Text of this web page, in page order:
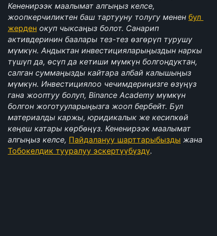
Кененирээк маалымат алгыңыз келсе,
жоопкерчиликтен баш тартууну толугу менен бул
жерден окуп чыксаңыз болот. Санарип
активдеринин баалары тез-тез өзгөрүп турушу
мүмкүн. Андыктан инвестицияларыңыздын наркы
түшүп да, өсүп да кетиши мүмкүн болгондуктан,
салган суммаңызды кайтара албай калышыңыз
мүмкүн. Инвестициялоо чечимдериңизге өзүңүз
гана жооптуу болуп, Binance Academy мүмкүн
болгон жоготууларыңызга жооп бербейт. Бул
материалды каржы, юридикалык же кесипкөй
кеңеш катары көрбөңүз. Кененирээк маалымат
алгыңыз келсе, Пайдалануу шарттарыбызды
Тобокелдик тууралуу эскертүүбүздү.